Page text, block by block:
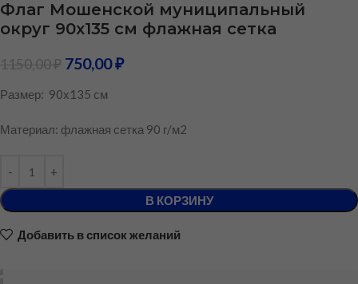
Флаг Мошенской муниципальный
округ 90х135 см флажная сетка
1150,00₽ 750,00₽
Размер: 90х135 см
Материал: флажная сетка 90 г/м2
В КОРЗИНУ
Добавить в список желаний